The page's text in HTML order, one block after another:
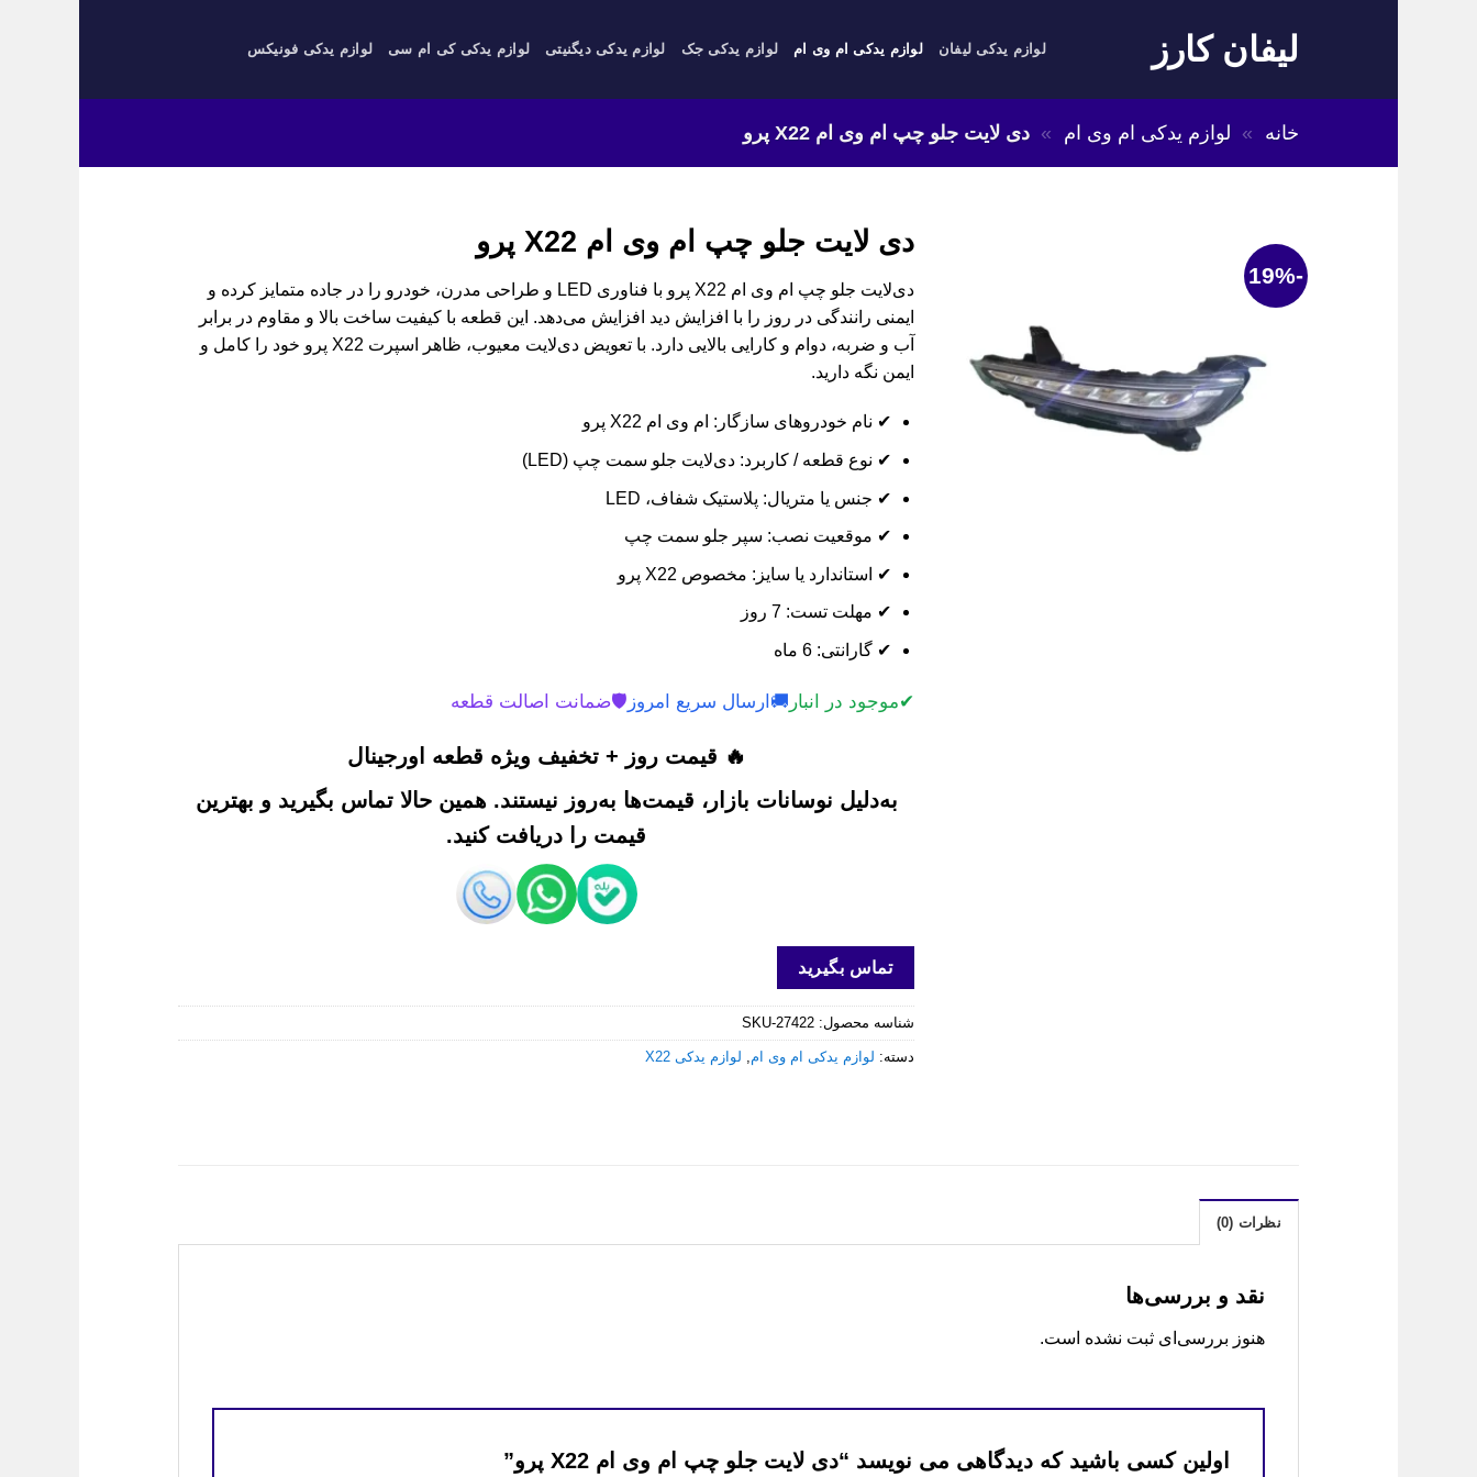
لیفان کارز لوازم یدکی لیفان لوازم یدکی ام وی ام لوازم یدکی جک لوازم یدکی دیگنیتی لوازم یدکی کی ام سی لوازم یدکی فونیکس
خانه » لوازم یدکی ام وی ام » دی لایت جلو چپ ام وی ام X22 پرو
-19%
دی لایت جلو چپ ام وی ام X22 پرو
دی‌لایت جلو چپ ام وی ام X22 پرو با فناوری LED و طراحی مدرن، خودرو را در جاده متمایز کرده و
ایمنی رانندگی در روز را با افزایش دید افزایش می‌دهد. این قطعه با کیفیت ساخت بالا و مقاوم در برابر
آب و ضربه، دوام و کارایی بالایی دارد. با تعویض دی‌لایت معیوب، ظاهر اسپرت X22 پرو خود را کامل و
ایمن نگه دارید.
✔ نام خودروهای سازگار: ام وی ام X22 پرو
✔ نوع قطعه / کاربرد: دی‌لایت جلو سمت چپ (LED)
✔ جنس یا متریال: پلاستیک شفاف، LED
✔ موقعیت نصب: سپر جلو سمت چپ
✔ استاندارد یا سایز: مخصوص X22 پرو
✔ مهلت تست: 7 روز
✔ گارانتی: 6 ماه
✔موجود در انبار 🚚 ارسال سریع امروز 🛡️ضمانت اصالت قطعه
🔥 قیمت روز + تخفیف ویژه قطعه اورجینال
به‌دلیل نوسانات بازار، قیمت‌ها به‌روز نیستند. همین حالا تماس بگیرید و بهترین
قیمت را دریافت کنید.
تماس بگیرید
شناسه محصول: SKU-27422
دسته: لوازم یدکی ام وی ام, لوازم یدکی X22
نظرات (0)
نقد و بررسی‌ها
هنوز بررسی‌ای ثبت نشده است.
اولین کسی باشید که دیدگاهی می نویسد “دی لایت جلو چپ ام وی ام X22 پرو”